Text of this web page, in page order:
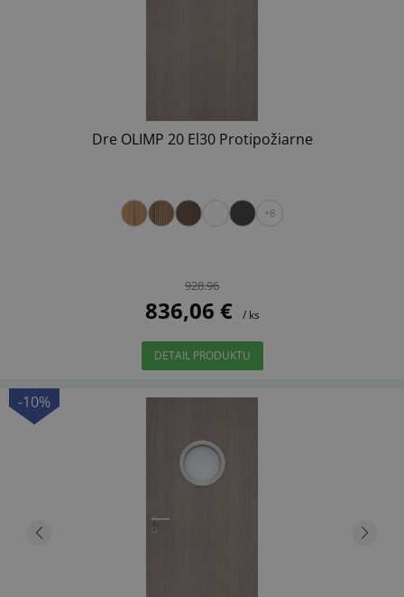
Dre OLIMP 20 El30 Protipožiarne
+8
928.96
836,06 € / ks
DETAIL PRODUKTU
-10%